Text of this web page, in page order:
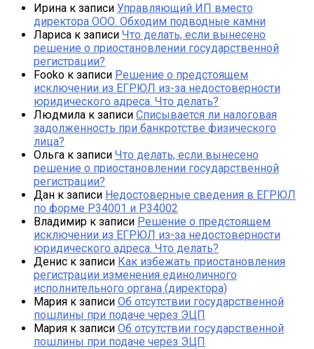
Ирина к записи Управляющий ИП вместо
директора ООО. Обходим подводные камни
Лариса к записи Что делать, если вынесено
решение о приостановлении государственной
регистрации?
Fooko к записи Решение о предстоящем
исключении из ЕГРЮЛ из-за недостоверности
юридического адреса. Что делать?
Людмила к записи Списывается ли налоговая
задолженность при банкротстве физического
лица?
Ольга к записи Что делать, если вынесено
решение о приостановлении государственной
регистрации?
Дан к записи Недостоверные сведения в ЕГРЮЛ
по форме Р34001 и Р34002
Владимир к записи Решение о предстоящем
исключении из ЕГРЮЛ из-за недостоверности
юридического адреса. Что делать?
Денис к записи Как избежать приостановления
регистрации изменения единоличного
исполнительного органа (директора)
Мария к записи Об отсутствии государственной
пошлины при подаче через ЭЦП
Мария к записи Об отсутствии государственной
пошлины при подаче через ЭЦП